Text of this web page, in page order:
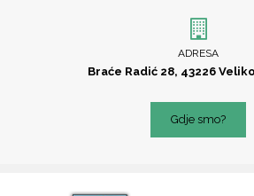
ADRESA
Braće Radić 28, 43226
Gdje smo?